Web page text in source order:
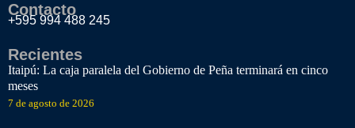
Contacto
+595 994 488 245
Recientes
Itaipú: La caja paralela del Gobierno de Peña terminará en cinco
meses
7 de agosto de 2026